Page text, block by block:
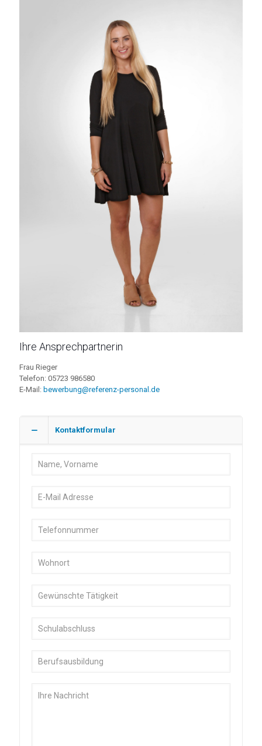
Ihre Ansprechpartnerin
Frau Rieger
Telefon: 05723 986580
E-Mail: bewerbung@referenz-personal.de
Kontaktformular